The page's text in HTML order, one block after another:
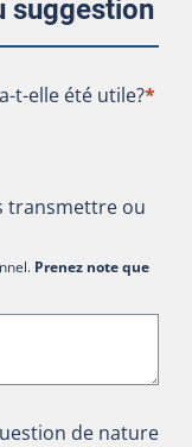
suggestion
a-t-elle été utile?
t-elle été utile?*
transmettre ou
Prenez note que
de nature